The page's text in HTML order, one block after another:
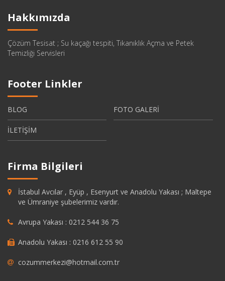
Hakkımızda
Çözüm Tesisat ; Su kaçağı tespiti, Tıkanıklık Açma ve Petek
Temizliği Servisleri
Footer Linkler
BLOG FOTO GALERİ
İLETİŞİM
Firma Bilgileri
İstabul Avcılar , Eyüp , Esenyurt ve Anadolu Yakası ; Maltepe
ve Ümraniye şubelerimiz vardır.
Avrupa Yakası : 0212 544 36 75
Anadolu Yakası : 0216 612 55 90
cozummerkezi@hotmail.com.tr